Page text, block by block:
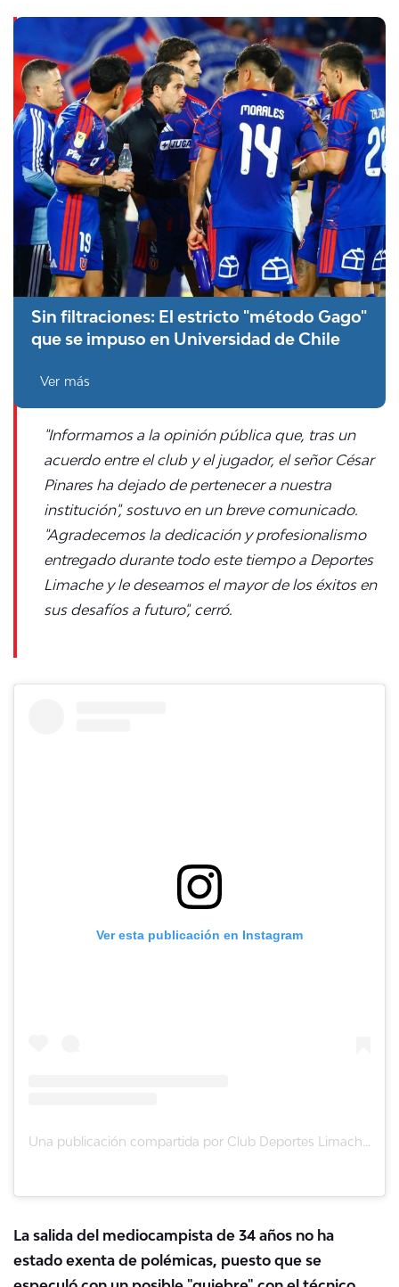
Sin filtraciones: El estricto "método Gago"
que se impuso en Universidad de Chile
Ver más
"Informamos a la opinión pública que, tras un
acuerdo entre el club y el jugador, el señor César
Pinares ha dejado de pertenecer a nuestra
institución", sostuvo en un breve comunicado.
"Agradecemos la dedicación y profesionalismo
entregado durante todo este tiempo a Deportes
Limache y le deseamos el mayor de los éxitos en
sus desafíos a futuro", cerró.
Ver esta publicación en Instagram
La salida del mediocampista de 34 años no ha
estado exenta de polémicas, puesto que se